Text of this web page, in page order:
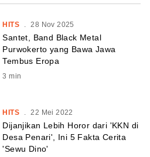
HITS . 28 Nov 2025
Santet, Band Black Metal
Purwokerto yang Bawa Jawa
Tembus Eropa
3 min
HITS . 22 Mei 2022
Dijanjikan Lebih Horor dari 'KKN di
Desa Penari', Ini 5 Fakta Cerita
'Sewu Dino'